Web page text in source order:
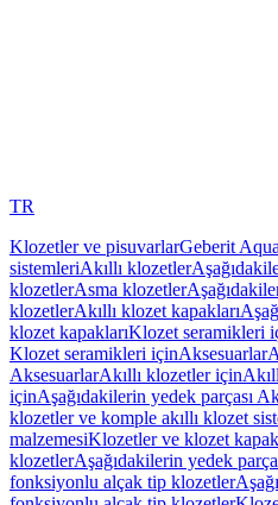
TR
Klozetler ve pisuvarlarGeberit
sistemleriAkıllı klozetler
klozetlerAsma klozetler
klozetlerAkıllı klozet kapakları
klozet kapaklarıKlozet seramikleri
Klozet seramikleri içinAksesuarlar
AksesuarlarAkıllı klozetler için
içinAşağıdakilerin yedek parçası
klozetler ve komple akıllı klozet
malzemesiKlozetler ve klozet
klozetlerAşağıdakilerin yedek
fonksiyonlu alçak tip klozetler